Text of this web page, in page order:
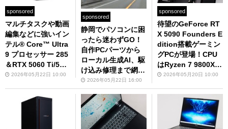
sponsored
マルチタスクや動画
編集などに強いイン
テル® Core™ Ultra
9 プロセッサー 285
＆RTX 5060 Ti/507
0 Ti搭載ゲーミング
2026年05月22日 10:00
sponsored
静岡でパソコンに困
ったら迷わずGO！
自作PCパーツから
ローカル生成AI、駆
け込み修理まで網羅
するパソコン工房
静岡店の魅力
2026年05月22日 16:00
sponsored
待望のGeForce RT
X 5090 Founders E
dition搭載ゲーミン
グPCが登場！CPU
はRyzen 7 9800X3
Dでミニタワーでも
AIでも強い！
2026年05月20日 10:00